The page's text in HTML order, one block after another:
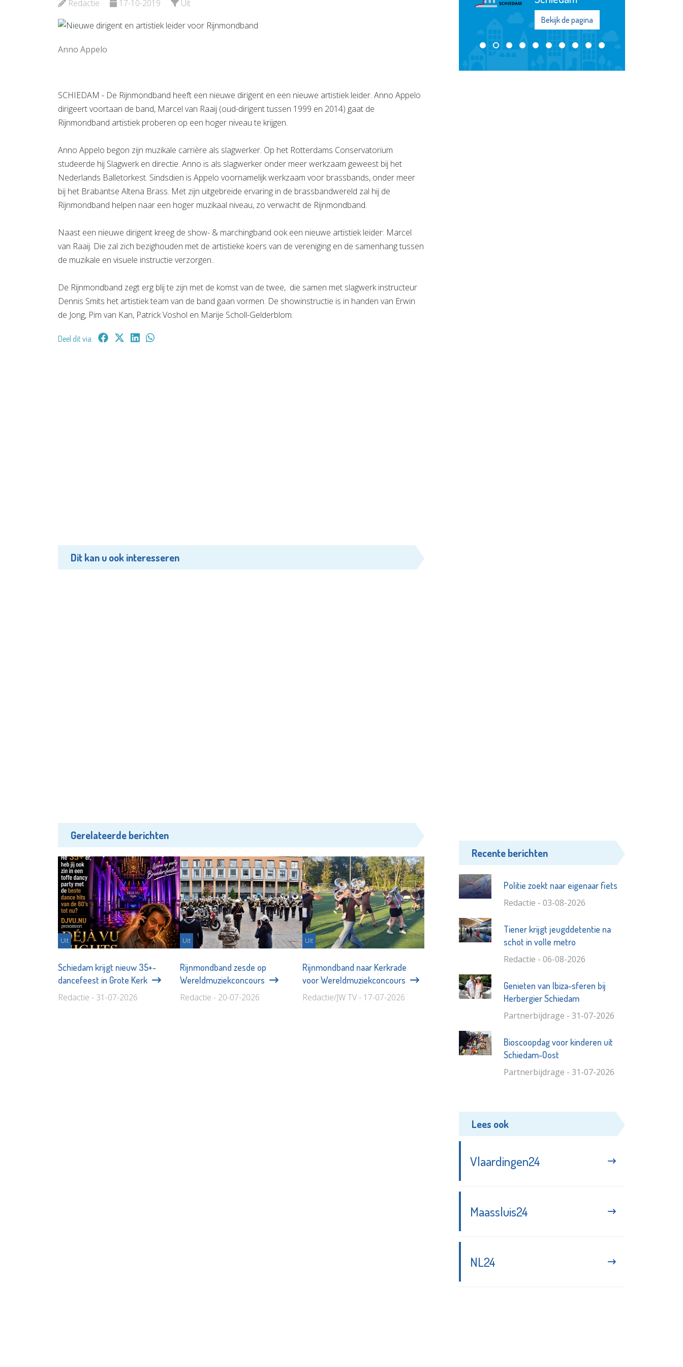
Redactie 17-10-2019 Uit
Anno Appelo
SCHIEDAM - De Rijnmondband heeft een nieuwe dirigent en een nieuwe artistiek leider. Anno Appelo
dirigeert voortaan de band, Marcel van Raaij (oud-dirigent tussen 1999 en 2014) gaat de
Rijnmondband artistiek proberen op een hoger niveau te krijgen.
Anno Appelo begon zijn muzikale carrière als slagwerker. Op het Rotterdams Conservatorium
studeerde hij Slagwerk en directie. Anno is als slagwerker onder meer werkzaam geweest bij het
Nederlands Balletorkest. Sindsdien is Appelo voornamelijk werkzaam voor brassbands, onder meer
bij het Brabantse Altena Brass. Met zijn uitgebreide ervaring in de brassbandwereld zal hij de
Rijnmondband helpen naar een hoger muzikaal niveau, zo verwacht de Rijnmondband.
Naast een nieuwe dirigent kreeg de show- & marchingband ook een nieuwe artistiek leider: Marcel
van Raaij. Die zal zich bezighouden met de artistieke koers van de vereniging en de samenhang tussen
de muzikale en visuele instructie verzorgen..
De Rijnmondband zegt erg blij te zijn met de komst van de twee, die samen met slagwerk instructeur
Dennis Smits het artistiek team van de band gaan vormen. De showinstructie is in handen van Erwin
de Jong, Pim van Kan, Patrick Voshol en Marije Scholl-Gelderblom.
Deel dit via:
Dit kan u ook interesseren
Gerelateerde berichten
Uit
Schiedam krijgt nieuw 35+-
dancefeest in Grote Kerk
Redactie - 31-07-2026
Uit
Rijnmondband zesde op
Wereldmuziekconcours
Redactie - 20-07-2026
Uit
Rijnmondband naar Kerkrade
voor Wereldmuziekconcours
Redactie/JW TV - 17-07-2026
Bekijk de pagina
Bekijk de pagina
Recente berichten
Politie zoekt naar eigenaar fiets
Redactie - 03-08-2026
Tiener krijgt jeugddetentie na
schot in volle metro
Redactie - 06-08-2026
Genieten van Ibiza-sferen bij
Herbergier Schiedam
Partnerbijdrage - 31-07-2026
Bioscoopdag voor kinderen uit
Schiedam-Oost
Partnerbijdrage - 31-07-2026
Lees ook
Vlaardingen24
Maassluis24
NL24